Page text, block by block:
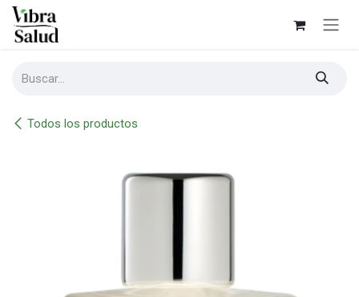
Ir al contenido
Todos los productos